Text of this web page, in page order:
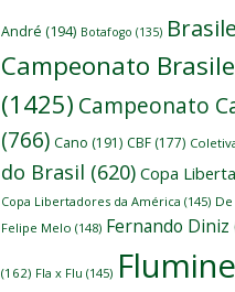
André (194) Botafogo (135)
Campeonato
(1425) Campeonato
(766) Cano (191) CBF (177)
do Brasil (620) Copa
Copa Libertadores da América (145)
Felipe Melo (148) Fernando Diniz
(162) Fla x Flu (145)